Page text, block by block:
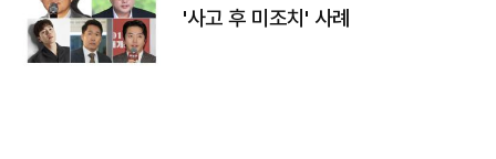
'사고 후 미조치' 사례